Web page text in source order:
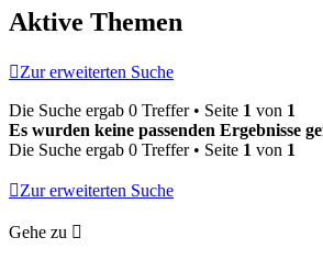
Aktive Themen
Zur erweiterten Suche
Die Suche ergab 0 Treffer • Seite 1 von 1
Es wurden keine passenden Ergebnisse
Die Suche ergab 0 Treffer • Seite 1 von 1
Zur erweiterten Suche
Gehe zu